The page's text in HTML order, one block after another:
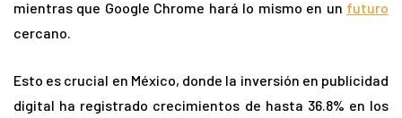
mientras que Google Chrome hará lo mismo en un futuro
cercano.
Esto es crucial en México, donde la inversión en publicidad
digital ha registrado crecimientos de hasta 36.8% en los